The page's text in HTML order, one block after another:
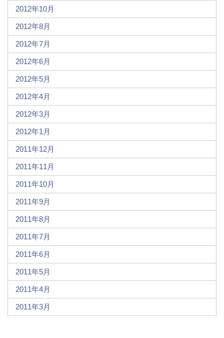
2012年10月
2012年8月
2012年7月
2012年6月
2012年5月
2012年4月
2012年3月
2012年1月
2011年12月
2011年11月
2011年10月
2011年9月
2011年8月
2011年7月
2011年6月
2011年5月
2011年4月
2011年3月